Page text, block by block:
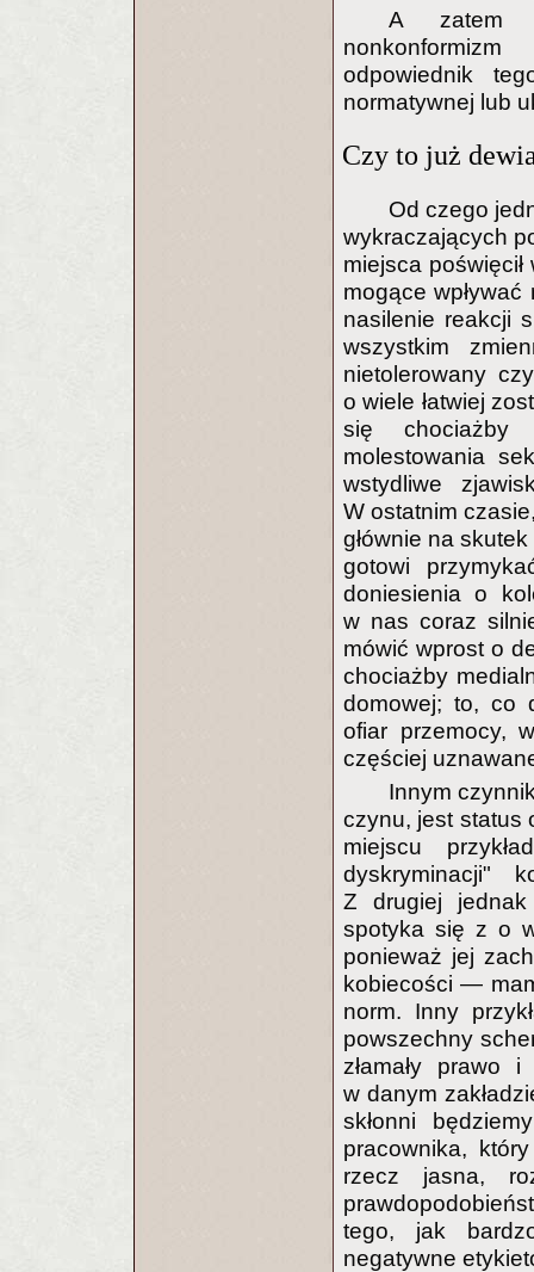
A zatem
odpowiednik
normatywnej lub
Czy to już
Od czego
wykraczających
miejsca
mogące wpływać
nasilenie reakcji
wszystkim
nietolerowany
o wiele łatwiej
się chociażby
molestowania
wstydliwe
W ostatnim
głównie na
gotowi
doniesienia o
w nas coraz
mówić wprost o
chociażby
domowej; to, co
ofiar przemocy,
częściej
Innym
czynu, jest status
miejscu
dyskryminacji"
Z drugiej jednak
spotyka się z o
ponieważ jej
kobiecości —
norm. Inny
powszechny
złamały prawo
w danym
skłonni
pracownika,
rzecz jasna,
tego, jak
negatywne